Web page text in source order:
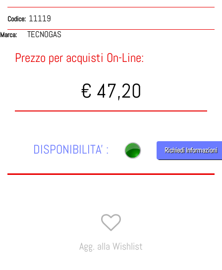
Codice: 11119
Marca: TECNOGAS
Prezzo per acquisti On-Line:
€ 47,20
DISPONIBILITA' : Richiedi Informazioni
Agg. alla Wishlist